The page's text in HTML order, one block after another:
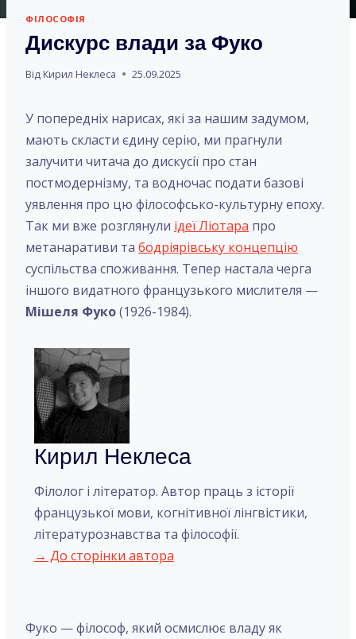
ФІЛОСОФІЯ
Дискурс влади за Фуко
Від Кирил Неклеса 25.09.2025
У попередніх нарисах, які за нашим задумом,
мають скласти єдину серію, ми прагнули
залучити читача до дискусії про стан
постмодернізму, та водночас подати базові
уявлення про цю філософсько-культурну епоху.
Так ми вже розглянули ідеї Ліотара про
метанаративи та бодріярівську концепцію
суспільства споживання. Тепер настала черга
іншого видатного французького мислителя —
Мішеля Фуко(1926-1984).
Кирил Неклеса
Філолог і літератор. Автор праць з історії
французької мови, когнітивної лінгвістики,
літературознавства та філософії.
→ До сторінки автора
Фуко — філософ, який осмислює владу як